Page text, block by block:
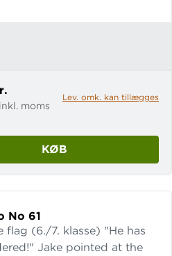
moms
Lev. omk. kan tillægges
KØB
No 61
flag (6./7. klasse) "He has
Jake pointed at the